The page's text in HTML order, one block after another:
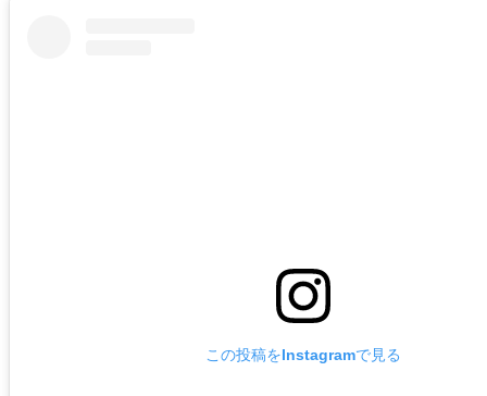
この投稿をInstagramで見る